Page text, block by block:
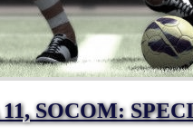
SOCOM: